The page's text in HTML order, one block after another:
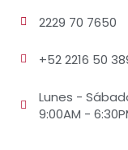
2229 70 7650
+52 2216 50
Lunes -
9:00AM -